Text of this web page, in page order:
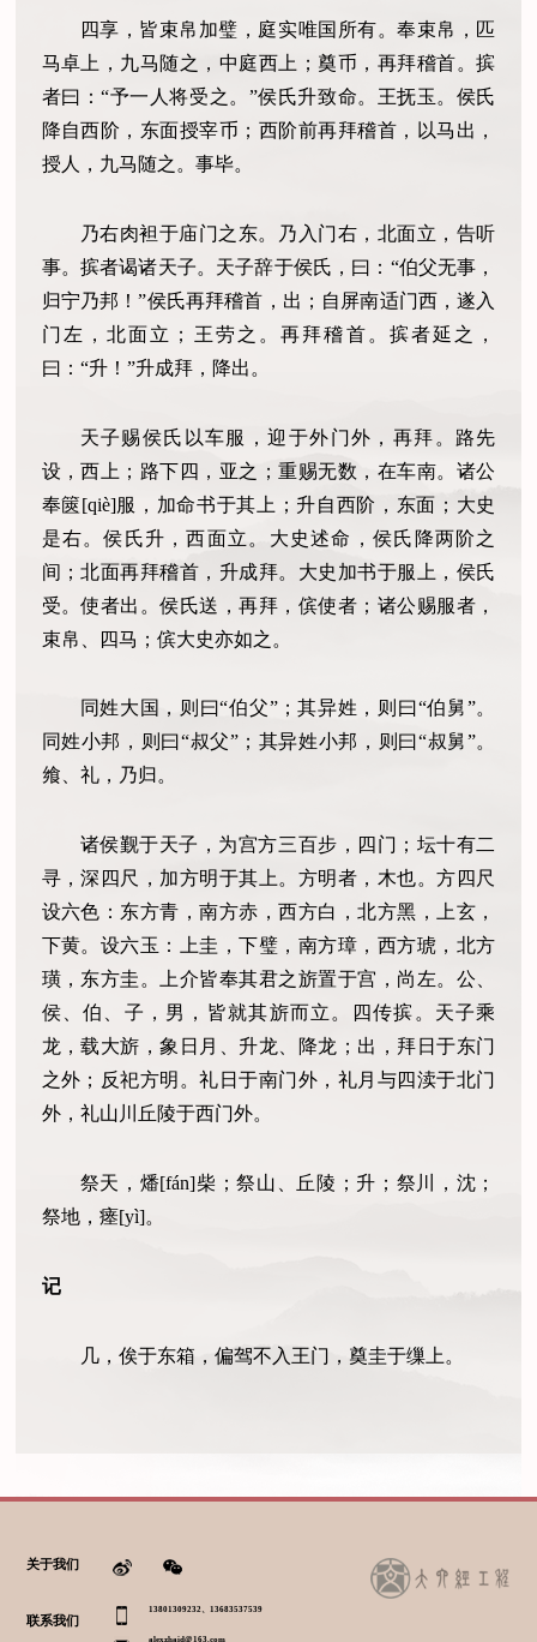
四享，皆束帛加璧，庭实唯国所有。奉束帛，匹
马卓上，九马随之，中庭西上；奠币，再拜稽首。摈
者曰：“予一人将受之。”侯氏升致命。王抚玉。侯氏
降自西阶，东面授宰币；西阶前再拜稽首，以马出，
授人，九马随之。事毕。
乃右肉袒于庙门之东。乃入门右，北面立，告听
事。摈者谒诸天子。天子辞于侯氏，曰：“伯父无事，
归宁乃邦！”侯氏再拜稽首，出；自屏南适门西，遂入
门左，北面立；王劳之。再拜稽首。摈者延之，
曰：“升！”升成拜，降出。
天子赐侯氏以车服，迎于外门外，再拜。路先
设，西上；路下四，亚之；重赐无数，在车南。诸公
奉篋[qiè]服，加命书于其上；升自西阶，东面；大史
是右。侯氏升，西面立。大史述命，侯氏降两阶之
间；北面再拜稽首，升成拜。大史加书于服上，侯氏
受。使者出。侯氏送，再拜，傧使者；诸公赐服者，
束帛、四马；傧大史亦如之。
同姓大国，则曰“伯父”；其异姓，则曰“伯舅”。
同姓小邦，则曰“叔父”；其异姓小邦，则曰“叔舅”。
飨、礼，乃归。
诸侯觐于天子，为宫方三百步，四门；坛十有二
寻，深四尺，加方明于其上。方明者，木也。方四尺
设六色：东方青，南方赤，西方白，北方黑，上玄，
下黄。设六玉：上圭，下璧，南方璋，西方琥，北方
璜，东方圭。上介皆奉其君之旂置于宫，尚左。公、
侯、伯、子，男，皆就其旂而立。四传摈。天子乘
龙，载大旂，象日月、升龙、降龙；出，拜日于东门
之外；反祀方明。礼日于南门外，礼月与四渎于北门
外，礼山川丘陵于西门外。
祭天，燔[fán]柴；祭山、丘陵；升；祭川，沈；
祭地，瘗[yì]。
记
几，俟于东箱，偏驾不入王门，奠圭于缫上。
关于我们
联系我们
13801309232、13683537539
alexzhaid@163.com